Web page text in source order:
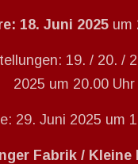
18. Juni 2025um
19. / 20. /
2025 um 20.00 Uhr
29. Juni 2025 um
Fabrik / Kleine